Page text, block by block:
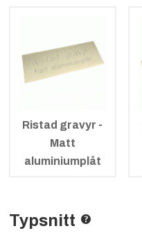
Ristad gravyr -
Matt
aluminiumplåt
Typsnitt